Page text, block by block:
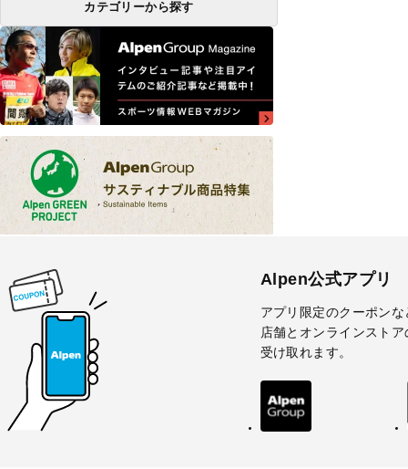
カテゴリーから探す
Alpen公式アプリ
アプリ限定のクーポンな
店舗とオンラインスト
受け取れます。